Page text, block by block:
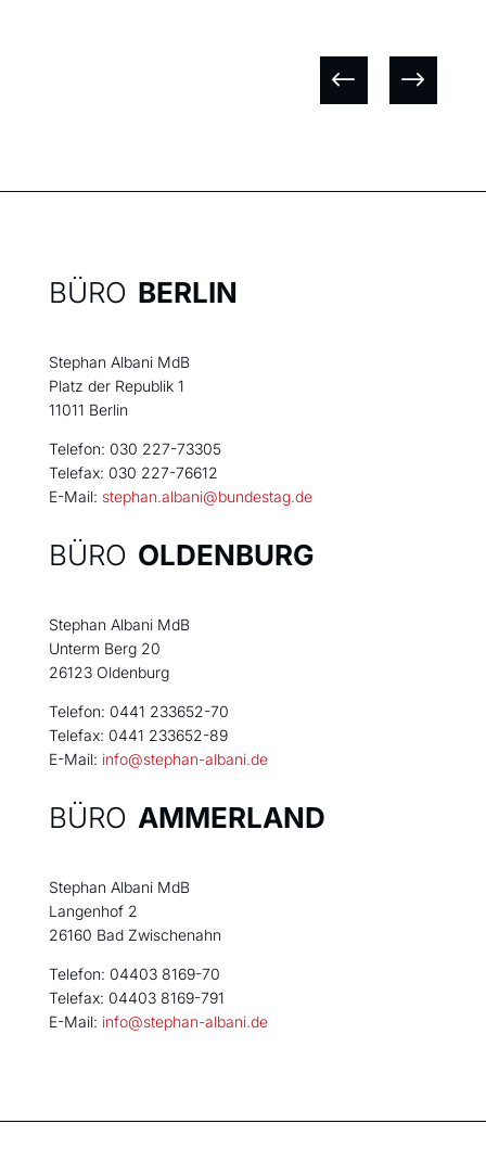
BÜRO BERLIN
Stephan Albani MdB
Platz der Republik 1
11011 Berlin
Telefon: 030 227-73305
Telefax: 030 227-76612
E-Mail: stephan.albani@bundestag.de
BÜRO OLDENBURG
Stephan Albani MdB
Unterm Berg 20
26123 Oldenburg
Telefon: 0441 233652-70
Telefax: 0441 233652-89
E-Mail: info@stephan-albani.de
BÜRO AMMERLAND
Stephan Albani MdB
Langenhof 2
26160 Bad Zwischenahn
Telefon: 04403 8169-70
Telefax: 04403 8169-791
E-Mail: info@stephan-albani.de